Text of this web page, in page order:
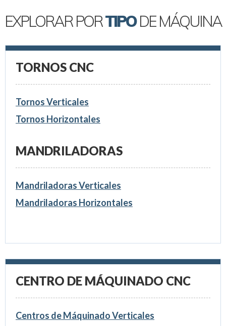
EXPLORAR PORTIPODE MÁQUINA
TORNOS CNC
Tornos Verticales
Tornos Horizontales
MANDRILADORAS
Mandriladoras Verticales
Mandriladoras Horizontales
CENTRO DE MÁQUINADO CNC
Centros de Máquinado Verticales